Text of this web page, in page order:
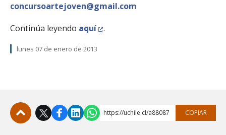
concursoartejoven@gmail.com
Continúa leyendo aquí .
lunes 07 de enero de 2013
https://uchile.cl/a88087 COPIAR